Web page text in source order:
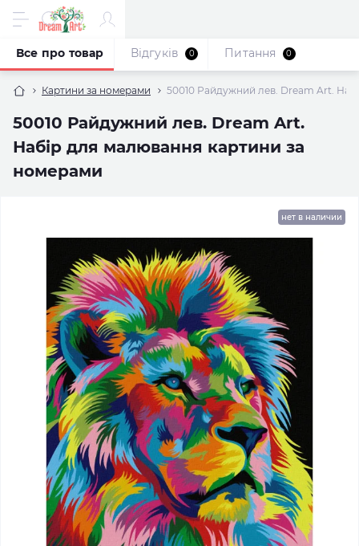
Картини за номерами 50010 Райдужний лев. Dream Art.
50010 Райдужний лев. Dream Art.
Набір для малювання картини за
номерами
Все про товар Відгуків 0 Питання 0
нет в наличии